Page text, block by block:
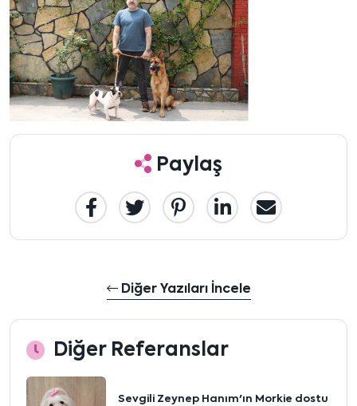
Paylaş
Diğer Yazıları İncele
Diğer Referanslar
Sevgili Zeynep Hanım'ın Morkie dostu